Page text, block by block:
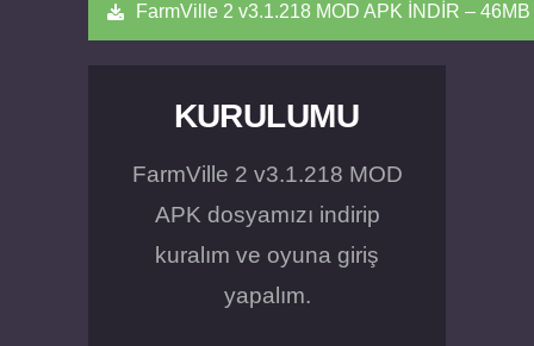
FarmVille 2 v3.1.218 MOD APK İNDİR – 46MB
KURULUMU
FarmVille 2 v3.1.218 MOD
APK dosyamızı indirip
kuralım ve oyuna giriş
yapalım.